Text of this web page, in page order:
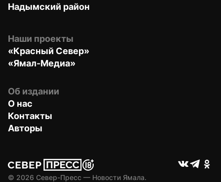
Надымский район
Наши проекты
«Красный Север»
«Ямал-Медиа»
Об издании
О нас
Контакты
Авторы
© 2026 Север-Пресс — Новости Ямала.